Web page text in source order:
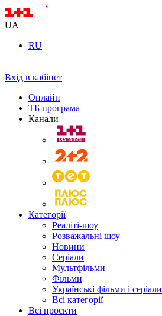
UA
RU
Вхід в кабінет
Онлайн
ТБ програма
Канали
Категорії
Реаліті-шоу
Розважальні шоу
Новини
Серіали
Мультфільми
Фільми
Українські фільми і серіали
Всі категорії
Всі проєкти